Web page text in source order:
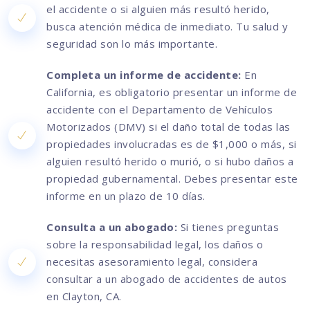
el accidente o si alguien más resultó herido,
busca atención médica de inmediato. Tu salud y
seguridad son lo más importante.
Completa un informe de accidente: En
California, es obligatorio presentar un informe de
accidente con el Departamento de Vehículos
Motorizados (DMV) si el daño total de todas las
propiedades involucradas es de $1,000 o más, si
alguien resultó herido o murió, o si hubo daños a
propiedad gubernamental. Debes presentar este
informe en un plazo de 10 días.
Consulta a un abogado: Si tienes preguntas
sobre la responsabilidad legal, los daños o
necesitas asesoramiento legal, considera
consultar a un abogado de accidentes de autos
en Clayton, CA.